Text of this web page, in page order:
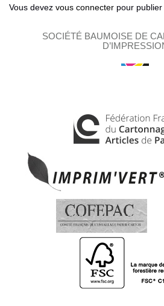
Vous devez vous connecter pour publier
SOCIÉTÉ BAUMOISE DE